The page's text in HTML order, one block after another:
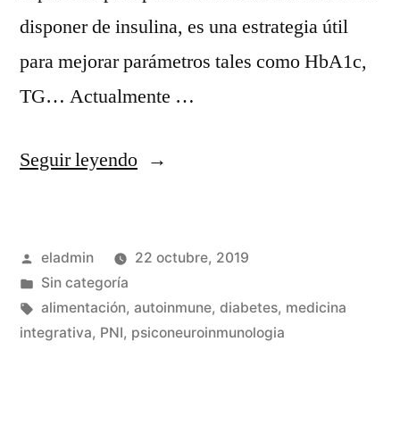
disponer de insulina, es una estrategia útil
para mejorar parámetros tales como HbA1c,
TG… Actualmente …
Seguir leyendo«Alimentación
hidratos
de
carbono
Publicado
por
eladmin
22 octubre, 2019
Publicado
en
Sin categoría
Etiquetas:
alimentación, autoinmune, diabetes, medicina
integrativa, PNI, psiconeuroinmunologia